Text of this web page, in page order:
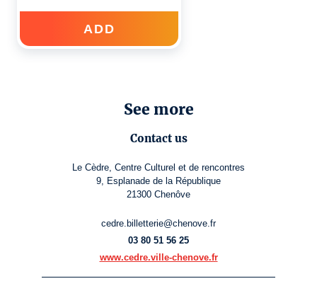
ADD
See more
Contact us
Le Cèdre, Centre Culturel et de rencontres
9, Esplanade de la République
21300 Chenôve
cedre.billetterie@chenove.fr
03 80 51 56 25
www.cedre.ville-chenove.fr